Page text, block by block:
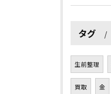
タグ
生前整理
買取 金